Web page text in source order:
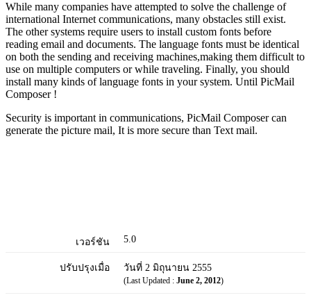
While many companies have attempted to solve the challenge of
international Internet communications, many obstacles still exist.
The other systems require users to install custom fonts before
reading email and documents. The language fonts must be identical
on both the sending and receiving machines,making them difficult to
use on multiple computers or while traveling. Finally, you should
install many kinds of language fonts in your system. Until PicMail
Composer !
Security is important in communications, PicMail Composer can
generate the picture mail, It is more secure than Text mail.
เวอร์ชัน 5.0
ปรับปรุงเมื่อ วันที่ 2 มิถุนายน 2555
(Last Updated : June 2, 2012)